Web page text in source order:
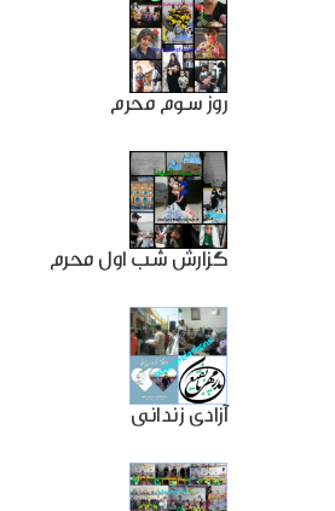
روز سوم محرم
گزارش شب اول محرم
آزادی زندانی